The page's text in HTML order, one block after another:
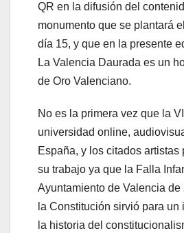
QR en la difusión del
monumento que se plantará
día 15, y que en la presente
La Valencia Daurada es un
de Oro Valenciano.
No es la primera vez que la
universidad online,
España, y los citados artistas
su trabajo ya que la Falla
Ayuntamiento de Valencia
la Constitución sirvió para un
la historia del